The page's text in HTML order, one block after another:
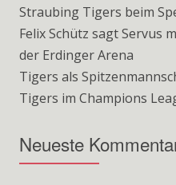
Straubing Tigers beim
Felix Schütz sagt Servus
der Erdinger Arena
Tigers als
Tigers im Champions
Neueste